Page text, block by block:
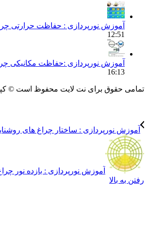
نورپردازی : حفاظت حرارتی چراغ ها
نورپردازی :حفاظت مکانیکی چراغ ها
برای نت لایت محفوظ است © کپی رایت ۱۴۰۰
نورپردازی : ساختار چراغ های روشنایی
آموزش نورپردازی : بازده نور چراغ